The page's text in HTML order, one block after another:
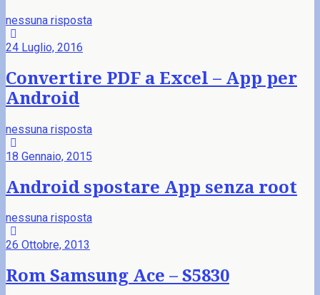
nessuna risposta
24 Luglio, 2016
Convertire PDF a Excel – App per
Android
nessuna risposta
18 Gennaio, 2015
Android spostare App senza root
nessuna risposta
26 Ottobre, 2013
Rom Samsung Ace – S5830